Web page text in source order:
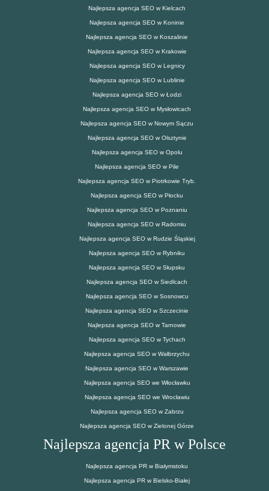
Najlepsza agencja SEO w Kielcach
Najlepsza agencja SEO w Koninie
Najlepsza agencja SEO w Koszalinie
Najlepsza agencja SEO w Krakowie
Najlepsza agencja SEO w Legnicy
Najlepsza agencja SEO w Lublinie
Najlepsza agencja SEO w Łodzi
Najlepsza agencja SEO w Mysłowicach
Najlepsza agencja SEO w Nowym Sączu
Najlepsza agencja SEO w Olsztynie
Najlepsza agencja SEO w Opolu
Najlepsza agencja SEO w Pile
Najlepsza agencja SEO w Piotrkowie Tryb.
Najlepsza agencja SEO w Płocku
Najlepsza agencja SEO w Poznaniu
Najlepsza agencja SEO w Radomiu
Najlepsza agencja SEO w Rudzie Śląskiej
Najlepsza agencja SEO w Rybniku
Najlepsza agencja SEO w Słupsku
Najlepsza agencja SEO w Siedlcach
Najlepsza agencja SEO w Sosnowcu
Najlepsza agencja SEO w Szczecinie
Najlepsza agencja SEO w Tarnowie
Najlepsza agencja SEO w Tychach
Najlepsza agencja SEO w Wałbrzychu
Najlepsza agencja SEO w Warszawie
Najlepsza agencja SEO we Włocławku
Najlepsza agencja SEO we Wrocławiu
Najlepsza agencja SEO w Zabrzu
Najlepsza agencja SEO w Zielonej Górze
Najlepsza agencja PR w Polsce
Najlepsza agencja PR w Białymstoku
Najlepsza agencja PR w Bielsko-Białej